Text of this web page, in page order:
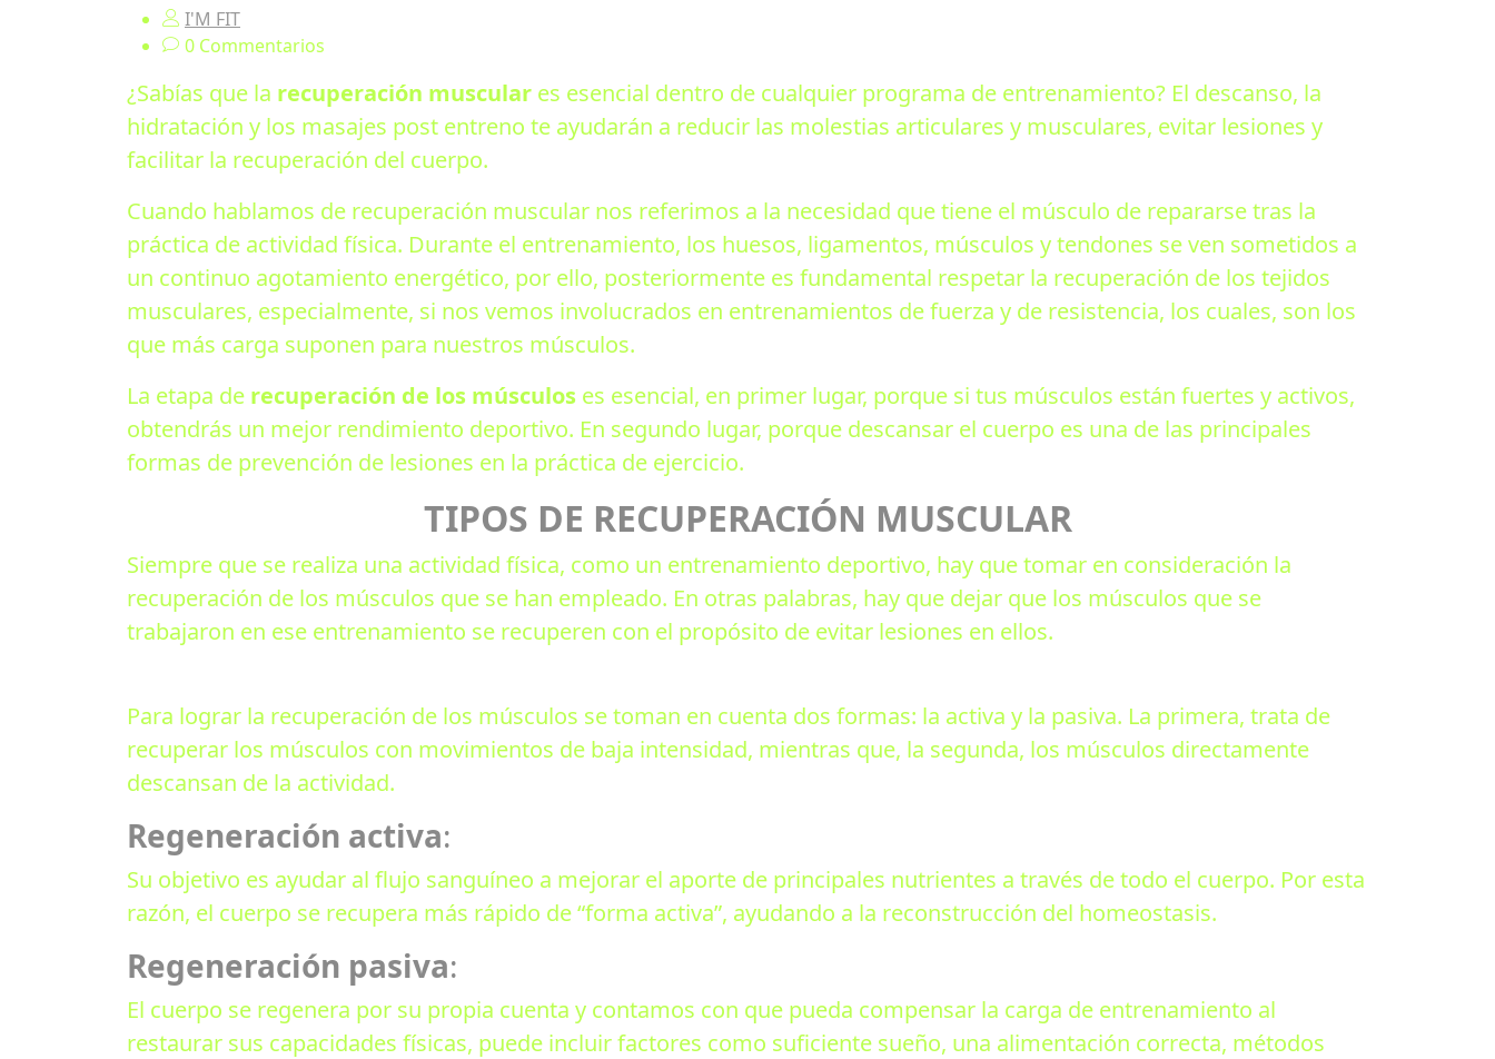
I'M FIT
0 Commentarios
¿Sabías que la recuperación muscular es esencial dentro de cualquier programa de entrenamiento? El descanso, la
hidratación y los masajes post entreno te ayudarán a reducir las molestias articulares y musculares, evitar lesiones y
facilitar la recuperación del cuerpo.
Cuando hablamos de recuperación muscular nos referimos a la necesidad que tiene el músculo de repararse tras la
práctica de actividad física. Durante el entrenamiento, los huesos, ligamentos, músculos y tendones se ven sometidos a
un continuo agotamiento energético, por ello, posteriormente es fundamental respetar la recuperación de los tejidos
musculares, especialmente, si nos vemos involucrados en entrenamientos de fuerza y de resistencia, los cuales, son los
que más carga suponen para nuestros músculos.
La etapa de recuperación de los músculos es esencial, en primer lugar, porque si tus músculos están fuertes y activos,
obtendrás un mejor rendimiento deportivo. En segundo lugar, porque descansar el cuerpo es una de las principales
formas de prevención de lesiones en la práctica de ejercicio.
TIPOS DE RECUPERACIÓN MUSCULAR
Siempre que se realiza una actividad física, como un entrenamiento deportivo, hay que tomar en consideración la
recuperación de los músculos que se han empleado. En otras palabras, hay que dejar que los músculos que se
trabajaron en ese entrenamiento se recuperen con el propósito de evitar lesiones en ellos.
Para lograr la recuperación de los músculos se toman en cuenta dos formas: la activa y la pasiva. La primera, trata de
recuperar los músculos con movimientos de baja intensidad, mientras que, la segunda, los músculos directamente
descansan de la actividad.
Regeneración activa:
Su objetivo es ayudar al flujo sanguíneo a mejorar el aporte de principales nutrientes a través de todo el cuerpo. Por esta
razón, el cuerpo se recupera más rápido de “forma activa”, ayudando a la reconstrucción del homeostasis.
Regeneración pasiva:
El cuerpo se regenera por su propia cuenta y contamos con que pueda compensar la carga de entrenamiento al
restaurar sus capacidades físicas, puede incluir factores como suficiente sueño, una alimentación correcta, métodos